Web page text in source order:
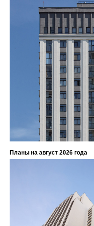
Планы на август 2026 года